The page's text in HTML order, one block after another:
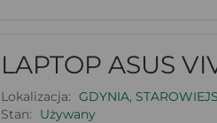
LAPTOP ASUS
Lokalizacja: GDYNIA,
Stan:
Używany